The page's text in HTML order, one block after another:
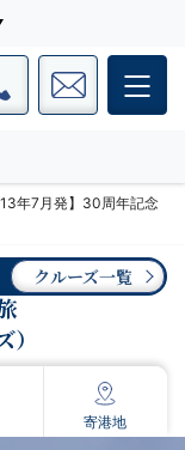
年7月発】30周年記念
クルーズ一覧
寄港地